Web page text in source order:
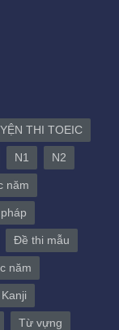
THI TOEIC
N1 N2
năm
Đề thi mẫu
năm
Kanji
Từ vựng